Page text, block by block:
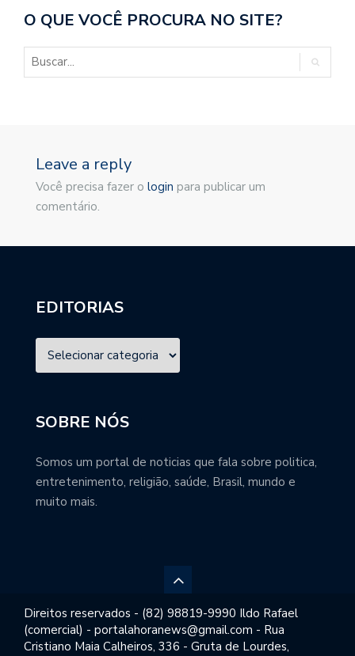
O QUE VOCÊ PROCURA NO SITE?
Leave a reply
Você precisa fazer o login para publicar um
comentário.
EDITORIAS
SOBRE NÓS
Somos um portal de noticias que fala sobre politica,
entretenimento, religião, saúde, Brasil, mundo e
muito mais.
Direitos reservados - (82) 98819-9990 Ildo Rafael
(comercial) - portalahoranews@gmail.com - Rua
Cristiano Maia Calheiros, 336 - Gruta de Lourdes,